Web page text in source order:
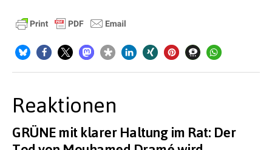
Reaktionen
GRÜNE mit klarer Haltung im Rat: Der